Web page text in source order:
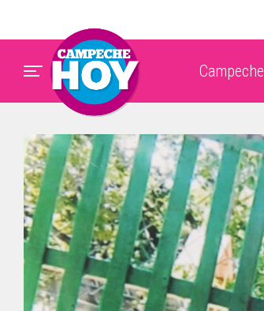
Campeche